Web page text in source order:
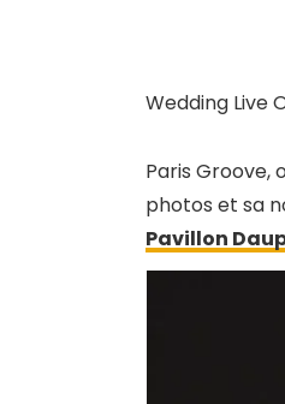
Wedding Live
Paris Groove,
photos et sa
Pavillon